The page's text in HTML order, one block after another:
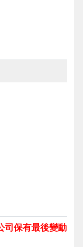
司保有最後變動